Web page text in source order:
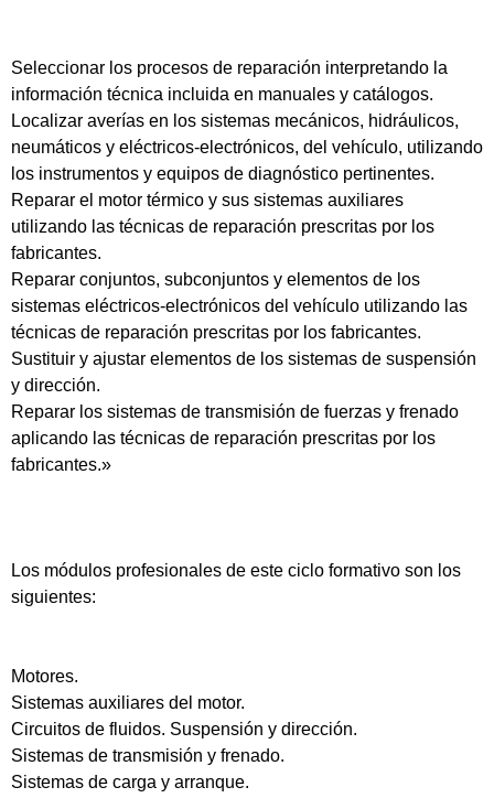
Seleccionar los procesos de reparación interpretando la
información técnica incluida en manuales y catálogos.
Localizar averías en los sistemas mecánicos, hidráulicos,
neumáticos y eléctricos-electrónicos, del vehículo, utilizando
los instrumentos y equipos de diagnóstico pertinentes.
Reparar el motor térmico y sus sistemas auxiliares
utilizando las técnicas de reparación prescritas por los
fabricantes.
Reparar conjuntos, subconjuntos y elementos de los
sistemas eléctricos-electrónicos del vehículo utilizando las
técnicas de reparación prescritas por los fabricantes.
Sustituir y ajustar elementos de los sistemas de suspensión
y dirección.
Reparar los sistemas de transmisión de fuerzas y frenado
aplicando las técnicas de reparación prescritas por los
fabricantes.»
Los módulos profesionales de este ciclo formativo son los
siguientes:
Motores.
Sistemas auxiliares del motor.
Circuitos de fluidos. Suspensión y dirección.
Sistemas de transmisión y frenado.
Sistemas de carga y arranque.